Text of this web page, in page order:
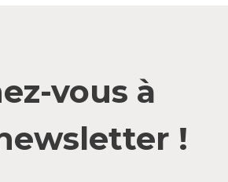
vous à
!